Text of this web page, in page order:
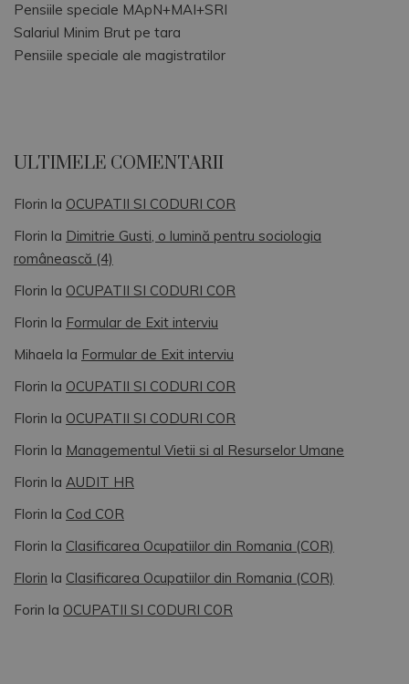
Pensiile speciale MApN+MAI+SRI
Salariul Minim Brut pe tara
Pensiile speciale ale magistratilor
ULTIMELE COMENTARII
Florin la OCUPATII SI CODURI COR
Florin la Dimitrie Gusti, o lumină pentru sociologia
românească (4)
Florin la OCUPATII SI CODURI COR
Florin la Formular de Exit interviu
Mihaela la Formular de Exit interviu
Florin la OCUPATII SI CODURI COR
Florin la OCUPATII SI CODURI COR
Florin la Managementul Vietii si al Resurselor Umane
Florin la AUDIT HR
Florin la Cod COR
Florin la Clasificarea Ocupatiilor din Romania (COR)
Florin la Clasificarea Ocupatiilor din Romania (COR)
Forin la OCUPATII SI CODURI COR